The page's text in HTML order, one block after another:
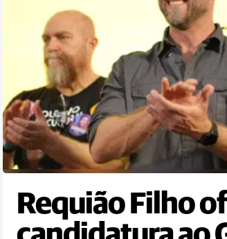
Requião Filho